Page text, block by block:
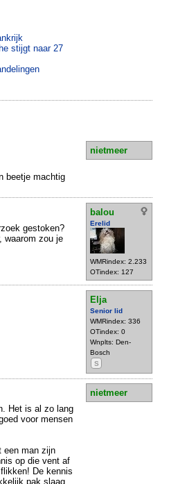
stijgt naar 27
nietmeer
beetje machtig
balou
Erelid
WMRindex: 2.233
OTindex: 127
gestoken?
waarom zou je
Elja
Senior lid
WMRindex: 336
OTindex: 0
Wnplts: Den-
Bosch
S
nietmeer
Het is al zo lang
voor mensen
een man zijn
op die vent af
De kennis
pak slaag